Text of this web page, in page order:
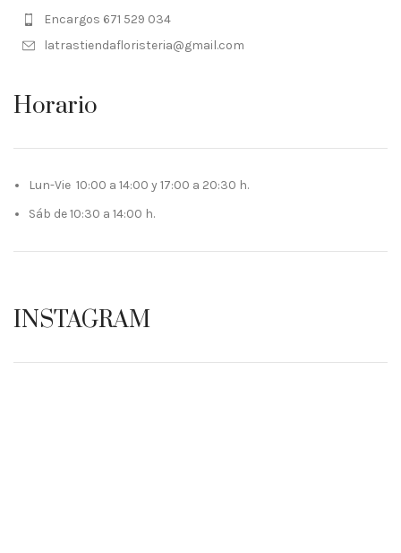
Encargos 671 529 034
latrastiendafloristeria@gmail.com
Horario
Lun-Vie 10:00 a 14:00 y 17:00 a 20:30 h.
Sáb de 10:30 a 14:00 h.
INSTAGRAM